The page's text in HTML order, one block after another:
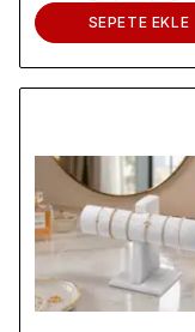
SEPETE EKLE